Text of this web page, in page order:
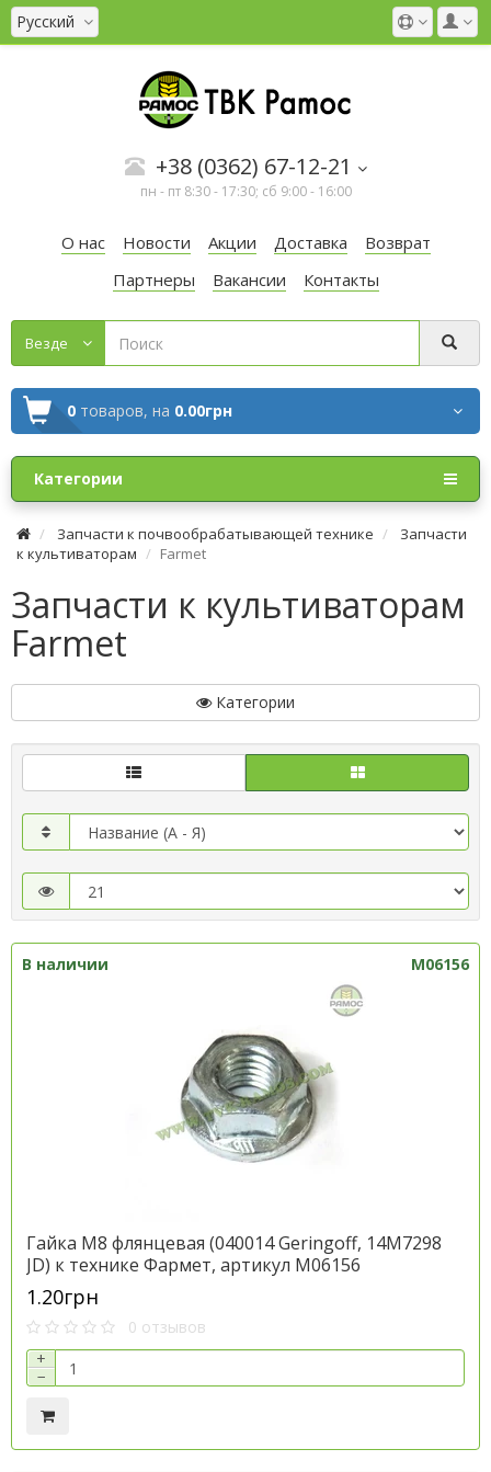
Русский
+38 (0362) 67-12-21
пн - пт 8:30 - 17:30; сб 9:00 - 16:00
О нас Новости Акции Доставка
Возврат
Партнеры
Вакансии Контакты
Везде
0 товаров, на 0.00грн
Категории
Запчасти к почвообрабатывающей технике
Запчасти
к культиваторам
Farmet
Запчасти к культиваторам
Farmet
Категории
В наличии M06156
Гайка М8 флянцевая (040014 Geringoff, 14M7298
JD) к технике Фармет, артикул M06156
1.20грн
0 отзывов
+
−